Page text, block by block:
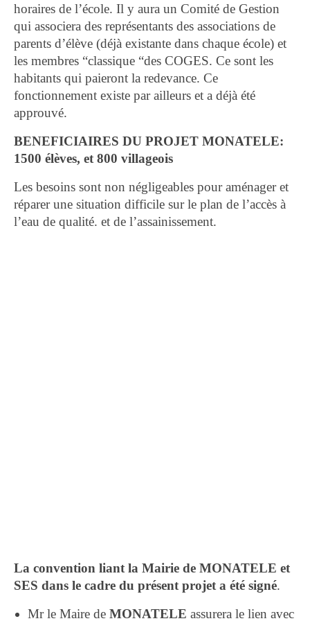
horaires de l’école. Il y aura un Comité de Gestion
qui associera des représentants des associations de
parents d’élève (déjà existante dans chaque école) et
les membres “classique “des COGES. Ce sont les
habitants qui paieront la redevance. Ce
fonctionnement existe par ailleurs et a déjà été
approuvé.
BENEFICIAIRES DU PROJET MONATELE:
1500 élèves, et 800 villageois
Les besoins sont non négligeables pour aménager et
réparer une situation difficile sur le plan de l’accès à
l’eau de qualité. et de l’assainissement.
La convention liant la Mairie de MONATELE et
SES dans le cadre du présent projet a été signé.
Mr le Maire de MONATELE assurera le lien avec